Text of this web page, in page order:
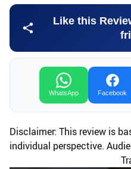
Like this
WhatsApp Facebook
Disclaimer: This review is
individual perspective.